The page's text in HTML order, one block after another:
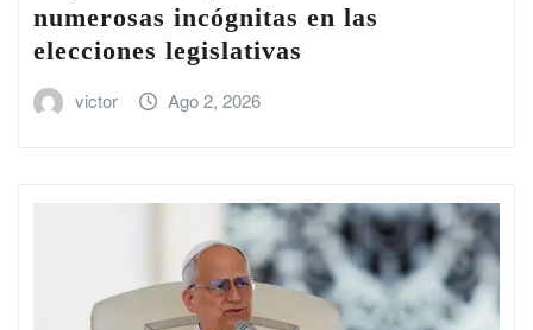
numerosas incógnitas en las
elecciones legislativas
victor Ago 2, 2026